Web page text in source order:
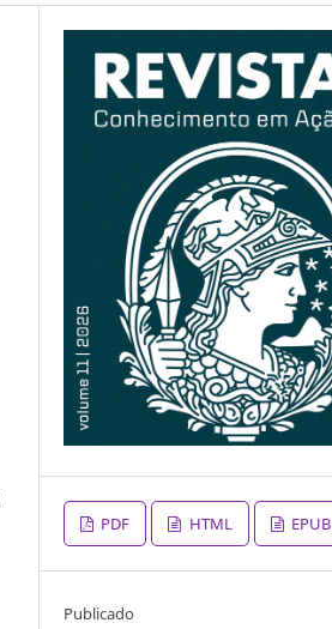
PDF HTML EPUB
Publicado